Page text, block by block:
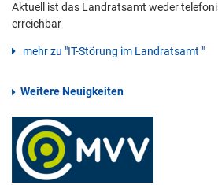
Aktuell ist das Landratsamt weder
erreichbar
mehr zu "IT-Störung im Landratsamt "
Weitere Neuigkeiten